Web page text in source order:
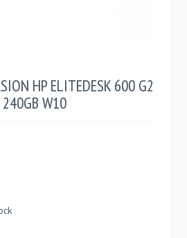
HP ELITEDESK 600 G2
W10